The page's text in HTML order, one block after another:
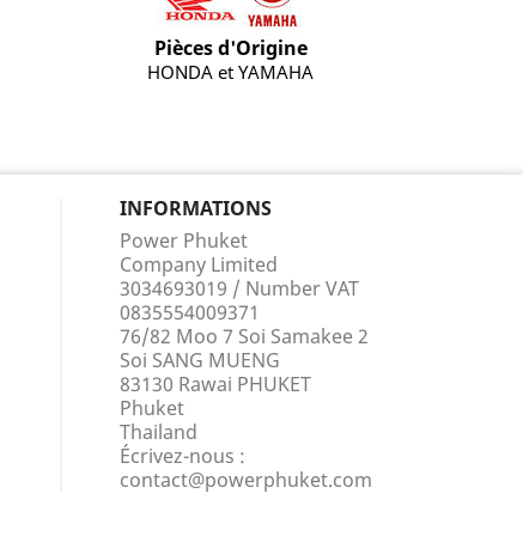
Pièces d'Origine
HONDA et YAMAHA
INFORMATIONS
Power Phuket
Company Limited
3034693019 / Number VAT
0835554009371
76/82 Moo 7 Soi Samakee 2
Soi SANG MUENG
83130 Rawai PHUKET
Phuket
Thailand
Écrivez-nous :
contact@powerphuket.com